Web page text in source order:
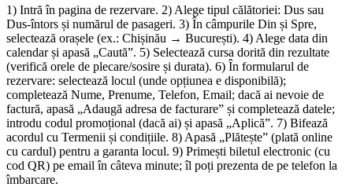
1) Intră în pagina de rezervare. 2) Alege tipul călătoriei: Dus sau
Dus-întors și numărul de pasageri. 3) În câmpurile Din și Spre,
selectează orașele (ex.: Chișinău → București). 4) Alege data din
calendar și apasă „Caută”. 5) Selectează cursa dorită din rezultate
(verifică orele de plecare/sosire și durata). 6) În formularul de
rezervare: selectează locul (unde opțiunea e disponibilă);
completează Nume, Prenume, Telefon, Email; dacă ai nevoie de
factură, apasă „Adaugă adresa de facturare” și completează datele;
introdu codul promoțional (dacă ai) și apasă „Aplică”. 7) Bifează
acordul cu Termenii și condițiile. 8) Apasă „Plătește” (plată online
cu cardul) pentru a garanta locul. 9) Primești biletul electronic (cu
cod QR) pe email în câteva minute; îl poți prezenta de pe telefon la
îmbarcare.